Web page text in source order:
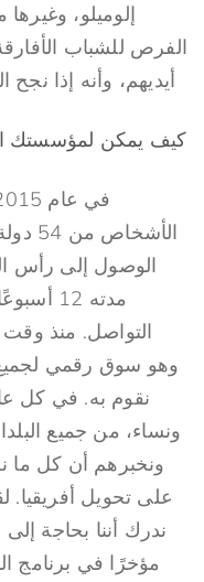
إلوميلو،
الفرص للشباب
أيديهم، وأنه إذا
كيف يمكن لمؤسستك
الوصول إلى رأس
مدته
وهو سوق رقمي لجميع
نقوم به. في كل
ونخبرهم أن كل ما
على تحويل أفريقيا.
ندرك أننا بحاجة
مؤخرًا في برنامج